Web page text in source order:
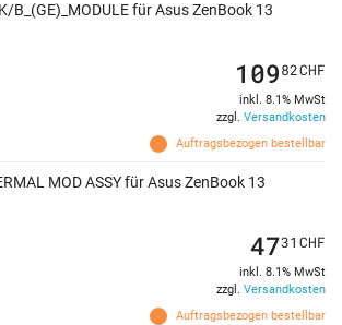
B_(GE)_MODULE für Asus ZenBook 13
Auftragsbezogen bestellbar
10982CHF
inkl. 8.1% MwSt
zzgl. Versandkosten
MOD ASSY für Asus ZenBook 13
Auftragsbezogen bestellbar
4731 CHF
inkl. 8.1% MwSt
zzgl. Versandkosten